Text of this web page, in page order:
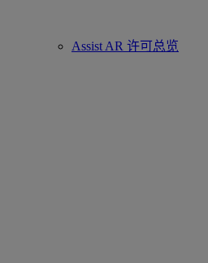
Assist AR 许可总览